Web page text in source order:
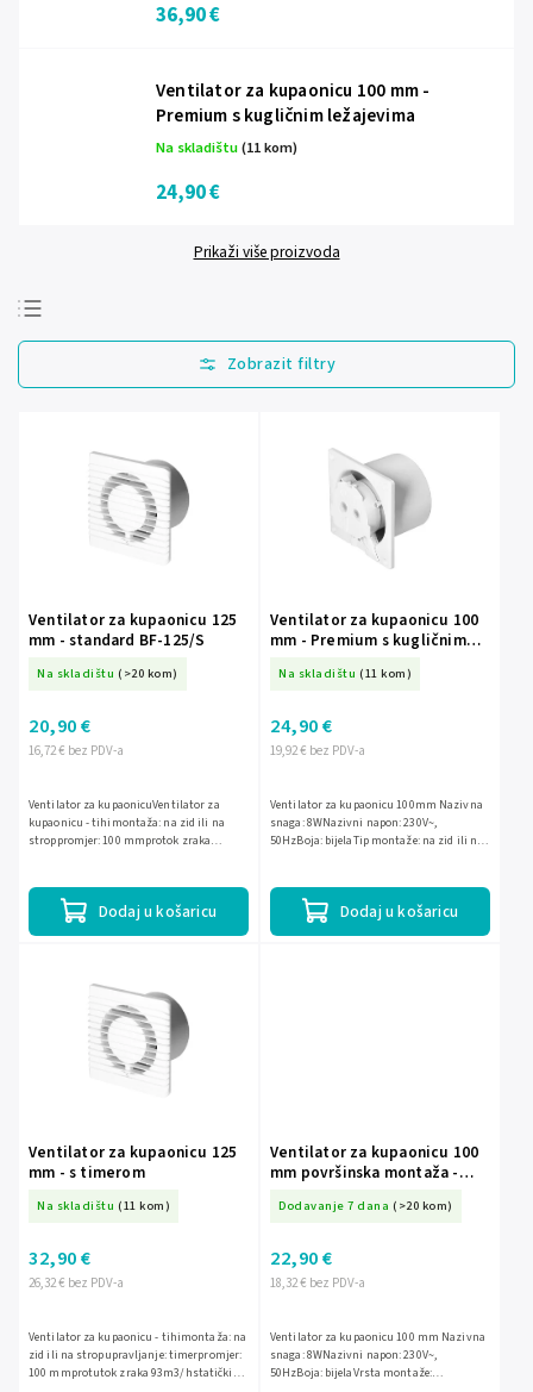
36,90 €
Ventilator za kupaonicu 100 mm -
Premium s kugličnim ležajevima
Na skladištu(11 kom)
24,90 €
Prikaži više proizvoda
Najprodavanije
Najjeftinije
Abecedno
Ventilator za kupaonicu 125
mm - standard BF-125/S
Na skladištu (>20 kom)
16,72 € bez PDV-a
20,90 €
Dodaj u košaricu
Ventilator za kupaonicuVentilator za
kupaonicu - tihimontaža: na zid ili na
stroppromjer: 100 mmprotok zraka
Ventilator za kupaonicu 100
mm - Premium s kugličnim
Na skladištu (11 kom)
19,92 € bez PDV-a
24,90 €
Dodaj u košaricu
Ventilator za kupaonicu 100mm Nazivna
snaga: 8WNazivni napon: 230V~,
50HzBoja: bijelaTip montaže: na zid ili na
Ventilator za kupaonicu 125
mm - s timerom
Na skladištu (11 kom)
26,32 € bez PDV-a
32,90 €
Ventilator za kupaonicu - tihimontaža: na
zid ili na stropupravljanje: timerpromjer:
100 mmprotutok zraka 93m3/hstatički
Ventilator za kupaonicu 100
mm površinska montaža -
Dodavanje 7 dana (>20 kom)
18,32 € bez PDV-a
22,90 €
Ventilator za kupaonicu 100 mm Nazivna
snaga: 8WNazivni napon: 230V~,
50HzBoja: bijelaVrsta montaže: